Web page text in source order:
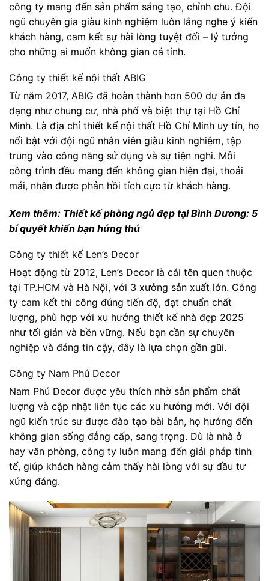
công ty mang đến sản phẩm sáng tạo, chỉnh chu. Đội
ngũ chuyên gia giàu kinh nghiệm luôn lắng nghe ý kiến
khách hàng, cam kết sự hài lòng tuyệt đối – lý tưởng
cho những ai muốn không gian cá tính.
Công ty thiết kế nội thất ABIG
Từ năm 2017, ABIG đã hoàn thành hơn 500 dự án đa
dạng như chung cư, nhà phố và biệt thự tại Hồ Chí
Minh. Là địa chỉ thiết kế nội thất Hồ Chí Minh uy tín, họ
nổi bật với đội ngũ nhân viên giàu kinh nghiệm, tập
trung vào công năng sử dụng và sự tiện nghi. Mỗi
công trình đều mang đến không gian hiện đại, thoải
mái, nhận được phản hồi tích cực từ khách hàng.
Xem thêm: Thiết kế phòng ngủ đẹp tại Bình Dương: 5
bí quyết khiến bạn hứng thú
Công ty thiết kế Len’s Decor
Hoạt động từ 2012, Len’s Decor là cái tên quen thuộc
tại TP.HCM và Hà Nội, với 3 xưởng sản xuất lớn. Công
ty cam kết thi công đúng tiến độ, đạt chuẩn chất
lượng, phù hợp với xu hướng thiết kế nhà đẹp 2025
như tối giản và bền vững. Nếu bạn cần sự chuyên
nghiệp và đáng tin cậy, đây là lựa chọn gần gũi.
Công ty Nam Phú Decor
Nam Phú Decor được yêu thích nhờ sản phẩm chất
lượng và cập nhật liên tục các xu hướng mới. Với đội
ngũ kiến trúc sư được đào tạo bài bản, họ hướng đến
không gian sống đẳng cấp, sang trọng. Dù là nhà ở
hay văn phòng, công ty luôn mang đến giải pháp tinh
tế, giúp khách hàng cảm thấy hài lòng với sự đầu tư
xứng đáng.